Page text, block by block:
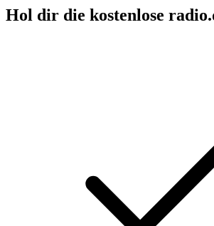
Hol dir die kostenlose